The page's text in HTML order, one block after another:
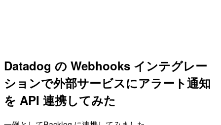
Datadog の Webhooks インテグレー
ションで外部サービスにアラート通知
を API 連携してみた